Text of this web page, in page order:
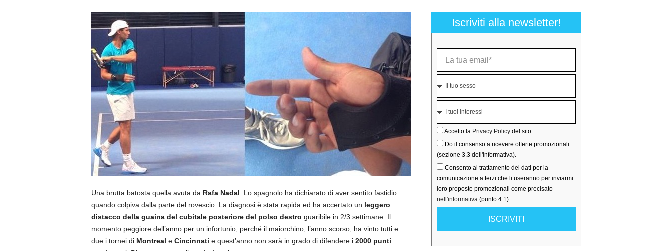
Una brutta batosta quella avuta da Rafa Nadal . Lo spagnolo ha dichiarato di aver sentito fastidio
quando colpiva dalla parte del rovescio. La diagnosi è stata rapida ed ha accertato un leggero
distacco della guaina del cubitale posteriore del polso destro guaribile in 2/3 settimane. Il
momento peggiore dell’anno per un infortunio, perché il maiorchino, l’anno scorso, ha vinto tutti e
due i tornei di Montreal e Cincinnati e quest’anno non sarà in grado di difendere i 2000 punti
Iscriviti alla newsletter!
Accetto la Privacy Policydel sito.
Do il consenso a ricevere offerte promozionali
(sezione 3.3 dell'informativa).
Consento al trattamento dei dati per la
comunicazione a terzi che li useranno per inviarmi
loro proposte promozionali come precisato
nell'informativa(punto 4.1).
ISCRIVITI